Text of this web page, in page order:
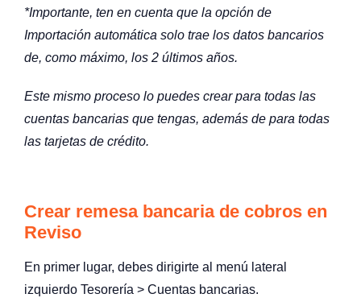
*Importante, ten en cuenta que la opción de
Importación automática solo trae los datos bancarios
de, como máximo, los 2 últimos años.
Este mismo proceso lo puedes crear para todas las
cuentas bancarias que tengas, además de para todas
las tarjetas de crédito.
Crear remesa bancaria de cobros en
Reviso
En primer lugar, debes dirigirte al menú lateral
izquierdo Tesorería > Cuentas bancarias.